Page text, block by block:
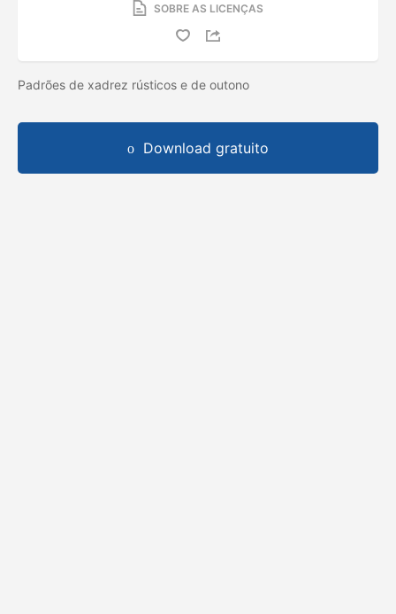
SOBRE AS LICENÇAS
Padrões de xadrez rústicos e de outono
Download gratuito